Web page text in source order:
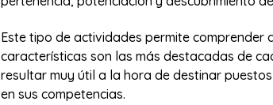
Este tipo de actividades permite comprender
características son las más destacadas de
resultar muy útil a la hora de destinar
en sus competencias.